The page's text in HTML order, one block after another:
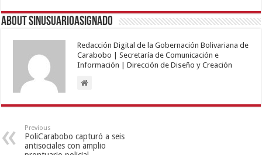
About sinusuarioasignado
Redacción Digital de la Gobernación Bolivariana de
Carabobo | Secretaría de Comunicación e
Información | Dirección de Diseño y Creación
Previous
PoliCarabobo capturó a seis
antisociales con amplio